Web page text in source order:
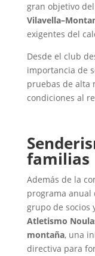
gran objetivo
exigentes del
Desde el club
importancia de
pruebas de alta
condiciones al
familias
Además de la
programa anual
grupo de socios
Atletismo
montaña, una
directiva para